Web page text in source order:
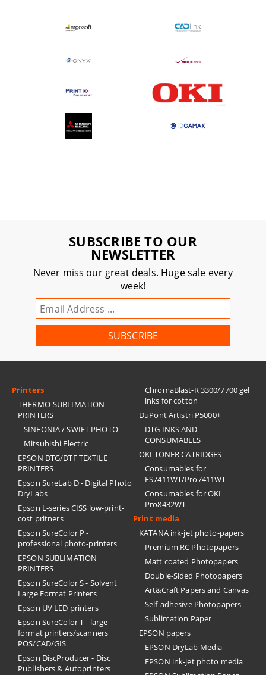
SUBSCRIBE TO OUR
NEWSLETTER
Never miss our great deals. Huge sale every
week!
Printers
THERMO-SUBLIMATION
PRINTERS
SINFONIA / SWIFT PHOTO
Mitsubishi Electric
EPSON DTG/DTF TEXTILE
PRINTERS
Epson SureLab D - Digital Photo
DryLabs
Epson L-series CISS low-print-
cost pritners
Epson SureColor P -
professional photo-printers
EPSON SUBLIMATION
PRINTERS
Epson SureColor S - Solvent
Large Format Printers
Epson UV LED printers
Epson SureColor T - large
format printers/scanners
POS/CAD/GIS
Epson DiscProducer - Disc
Publishers & Autoprinters
ChromaBlast-R 3300/7700 gel
inks for cotton
DuPont Artistri P5000+
DTG INKS AND
CONSUMABLES
OKI TONER CATRIDGES
Consumables for
ES7411WT/Pro7411WT
Consumables for OKI
Pro8432WT
Print media
KATANA ink-jet photo-papers
Premium RC Photopapers
Matt coated Photopapers
Double-Sided Photopapers
Art&Craft Papers and Canvas
Self-adhesive Photopapers
Sublimation Paper
EPSON papers
EPSON DryLab Media
EPSON ink-jet photo media